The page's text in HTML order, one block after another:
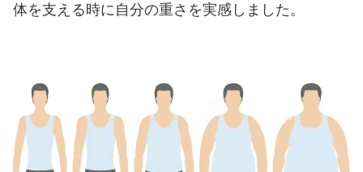
体を支える時に自分の重さを実感しました。